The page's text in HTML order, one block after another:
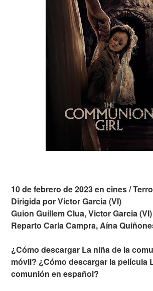
10 de febrero de 2023 en cines /
Dirigida por Victor Garcia (VI)
Guion Guillem Clua, Victor Garcia (VI)
Reparto Carla Campra, Aína
¿Cómo descargar La niña de la
móvil? ¿Cómo descargar la película
comunión en español?